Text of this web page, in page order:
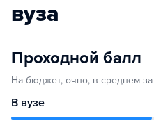
вуза
Проходной балл
На бюджет, очно, в среднем
В вузе